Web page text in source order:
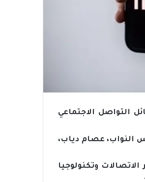
التواصل الاجتماعي
النواب، عصام دياب،
وتكنولوجيا